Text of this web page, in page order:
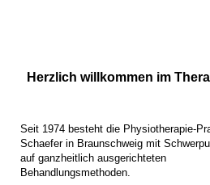
Herzlich willkommen im
Seit 1974 besteht die Physiotherapie-
Schaefer in Braunschweig mit
auf ganzheitlich ausgerichteten
Behandlungsmethoden.